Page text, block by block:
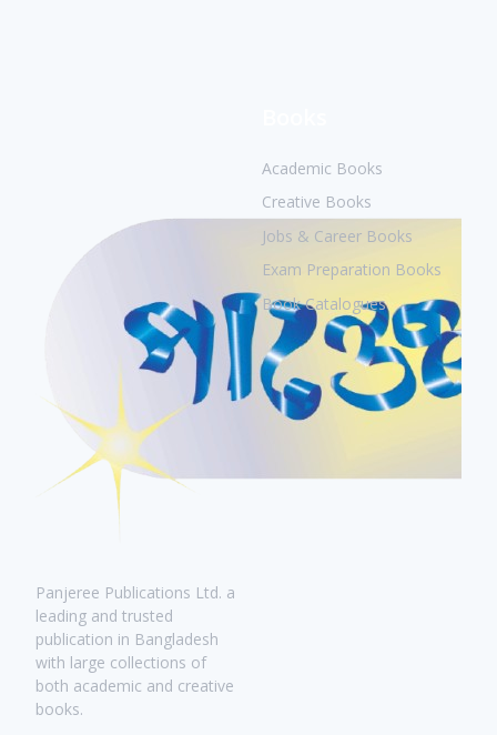
Panjeree Publications Ltd. a
leading and trusted
publication in Bangladesh
with large collections of
both academic and creative
books.
Academic Books
Creative Books
Jobs & Career Books
Exam Preparation Books
Book Catalogues